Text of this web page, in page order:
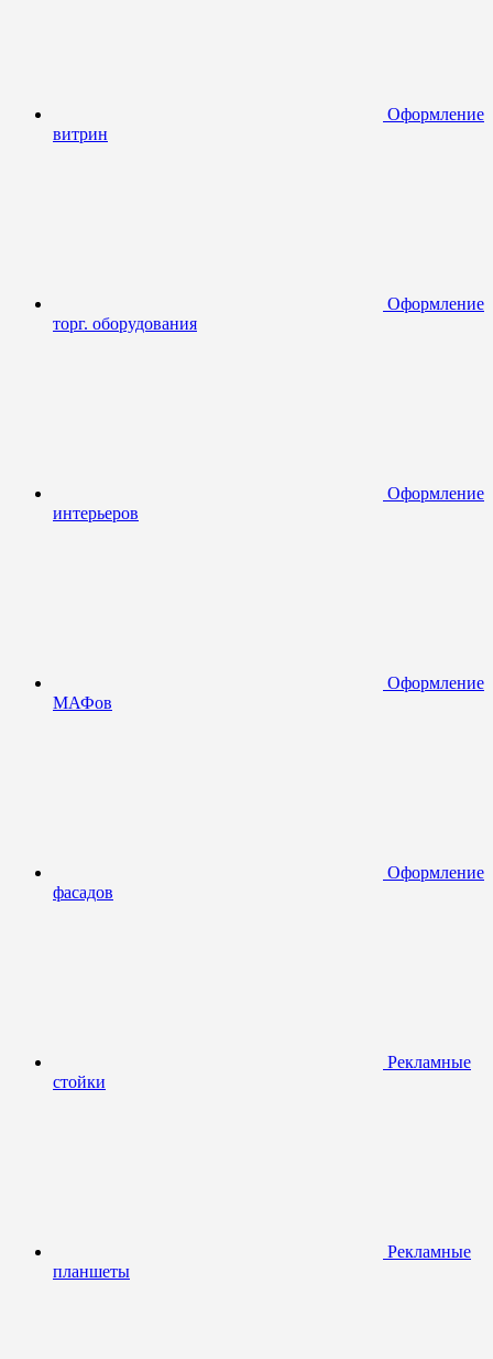
Оформление
витрин
Оформление
торг. оборудования
Оформление
интерьеров
Оформление
МАФов
Оформление
фасадов
Рекламные
стойки
Рекламные
планшеты